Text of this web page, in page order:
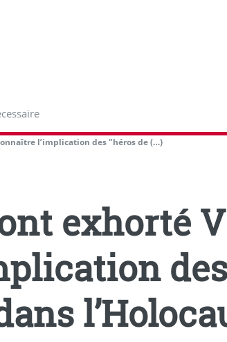
l’implication des "héros de (…)
exhorté